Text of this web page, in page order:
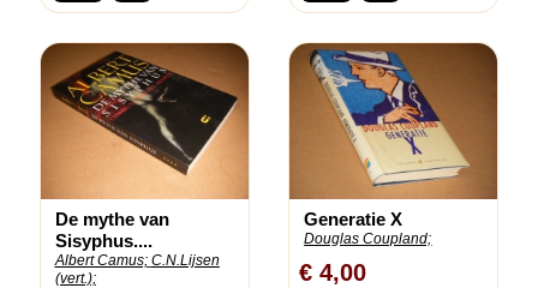
De mythe van
Sisyphus....
Albert Camus; C.N.Lijsen
(vert.);
Generatie X
Douglas Coupland;
€ 4,00